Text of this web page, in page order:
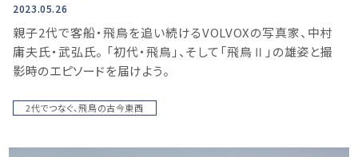
2023.05.26
親⼦2代で客船・飛鳥を追い続けるVOLVOXの写真家、中村
庸夫⽒・武弘⽒。 「初代・⾶⿃」、そして「⾶⿃Ⅱ」の雄姿と撮
影時のエピソードを届けよう。
2代でつなぐ、飛鳥の古今東西